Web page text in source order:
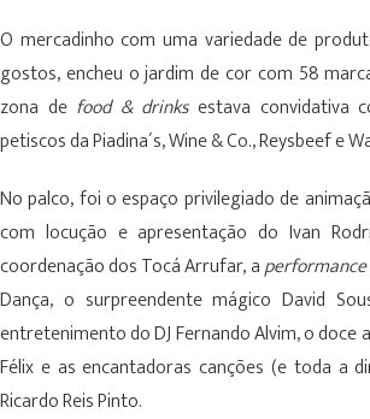
O mercadinho com uma variedade de
gostos, encheu o jardim de cor com 58
zona de food & drinksestava convidativa
petiscos da Piadina´s, Wine & Co., Reysbeef e
No palco, foi o espaço privilegiado de
com locução e apresentação do Ivan
coordenação dos Tocá Arrufar, aperformance
Dança, o surpreendente mágico David
entretenimento do DJ Fernando Alvim, o doce
Félix e as encantadoras canções (e toda a
Ricardo Reis Pinto.